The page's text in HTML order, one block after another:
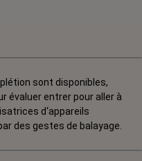
sont disponibles,
évaluer entrer pour aller à
d‘appareils
des gestes de balayage.